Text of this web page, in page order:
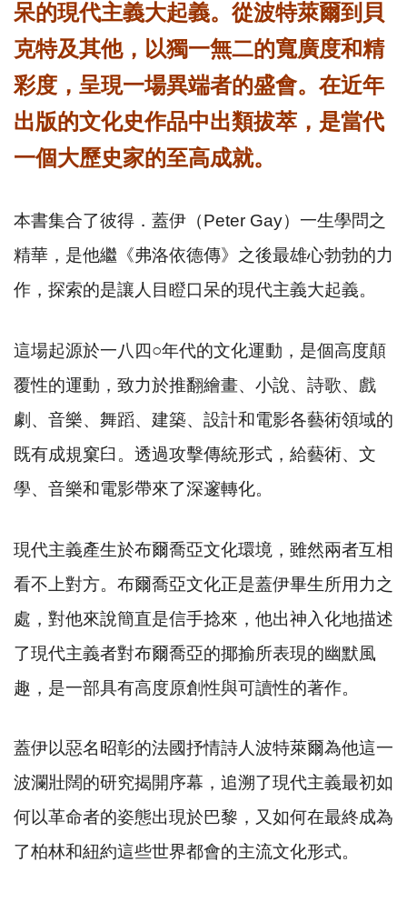
呆的現代主義大起義。從波特萊爾到貝
克特及其他，以獨一無二的寬廣度和精
彩度，呈現一場異端者的盛會。在近年
出版的文化史作品中出類拔萃，是當代
一個大歷史家的至高成就。
本書集合了彼得．蓋伊（Peter Gay）一生學問之
精華，是他繼《弗洛依德傳》之後最雄心勃勃的力
作，探索的是讓人目瞪口呆的現代主義大起義。
這場起源於一八四○年代的文化運動，是個高度顛
覆性的運動，致力於推翻繪畫、小說、詩歌、戲
劇、音樂、舞蹈、建築、設計和電影各藝術領域的
既有成規窠臼。透過攻擊傳統形式，給藝術、文
學、音樂和電影帶來了深邃轉化。
現代主義產生於布爾喬亞文化環境，雖然兩者互相
看不上對方。布爾喬亞文化正是蓋伊畢生所用力之
處，對他來說簡直是信手捻來，他出神入化地描述
了現代主義者對布爾喬亞的揶揄所表現的幽默風
趣，是一部具有高度原創性與可讀性的著作。
蓋伊以惡名昭彰的法國抒情詩人波特萊爾為他這一
波瀾壯闊的研究揭開序幕，追溯了現代主義最初如
何以革命者的姿態出現於巴黎，又如何在最終成為
了柏林和紐約這些世界都會的主流文化形式。